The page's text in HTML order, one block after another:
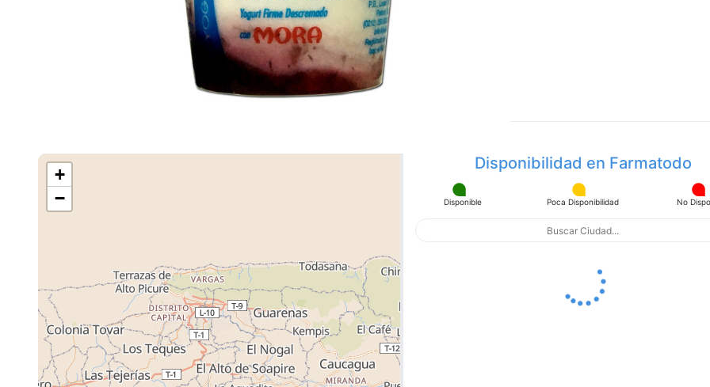
+
−
Cargando Mapa con
Tiendas ...
Disponibilidad en Farmatodo
Disponible Poca Disponibilidad No